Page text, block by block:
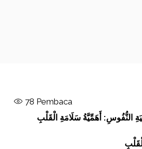
78 Pembaca
النُّفُوسِ: أَهَمِّيَّةُ سَلَامَةِ الْقَلْبِ